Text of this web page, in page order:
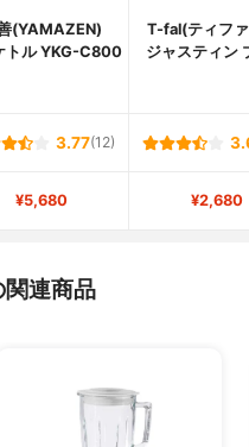
(YAMAZEN)
トル YKG-C800
T-fal(ティフ
ジャスティン
3.77(12)
¥5,680 ¥2,680
連商品